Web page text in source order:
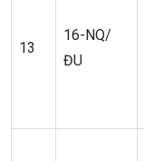
13
16-NQ/
ĐU